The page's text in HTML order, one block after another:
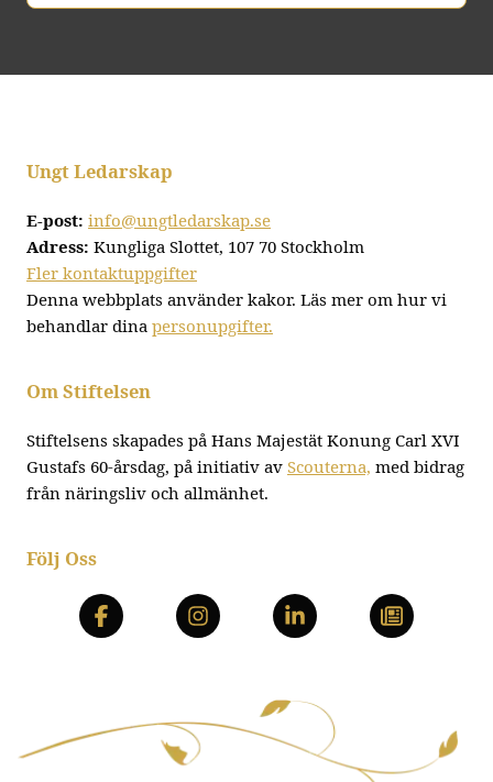
Ungt Ledarskap
E-post: info@ungtledarskap.se
Adress: Kungliga Slottet, 107 70 Stockholm
Fler kontaktuppgifter
Denna webbplats använder kakor. Läs mer om hur vi
behandlar dina personupgifter.
Om Stiftelsen
Stiftelsens skapades på Hans Majestät Konung Carl XVI
Gustafs 60-årsdag, på initiativ av Scouterna, med bidrag
från näringsliv och allmänhet.
Följ Oss